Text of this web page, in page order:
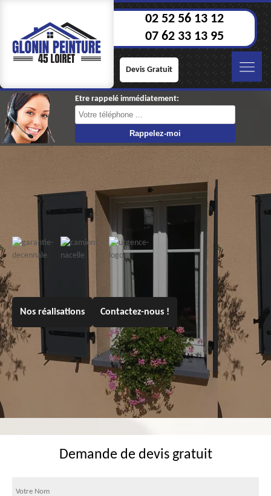
02 52 56 13 12
07 62 33 13 95
Devis Gratuit
Etre rappelé immédiatement:
Nos réalisations Contactez-nous !
Demande de devis gratuit